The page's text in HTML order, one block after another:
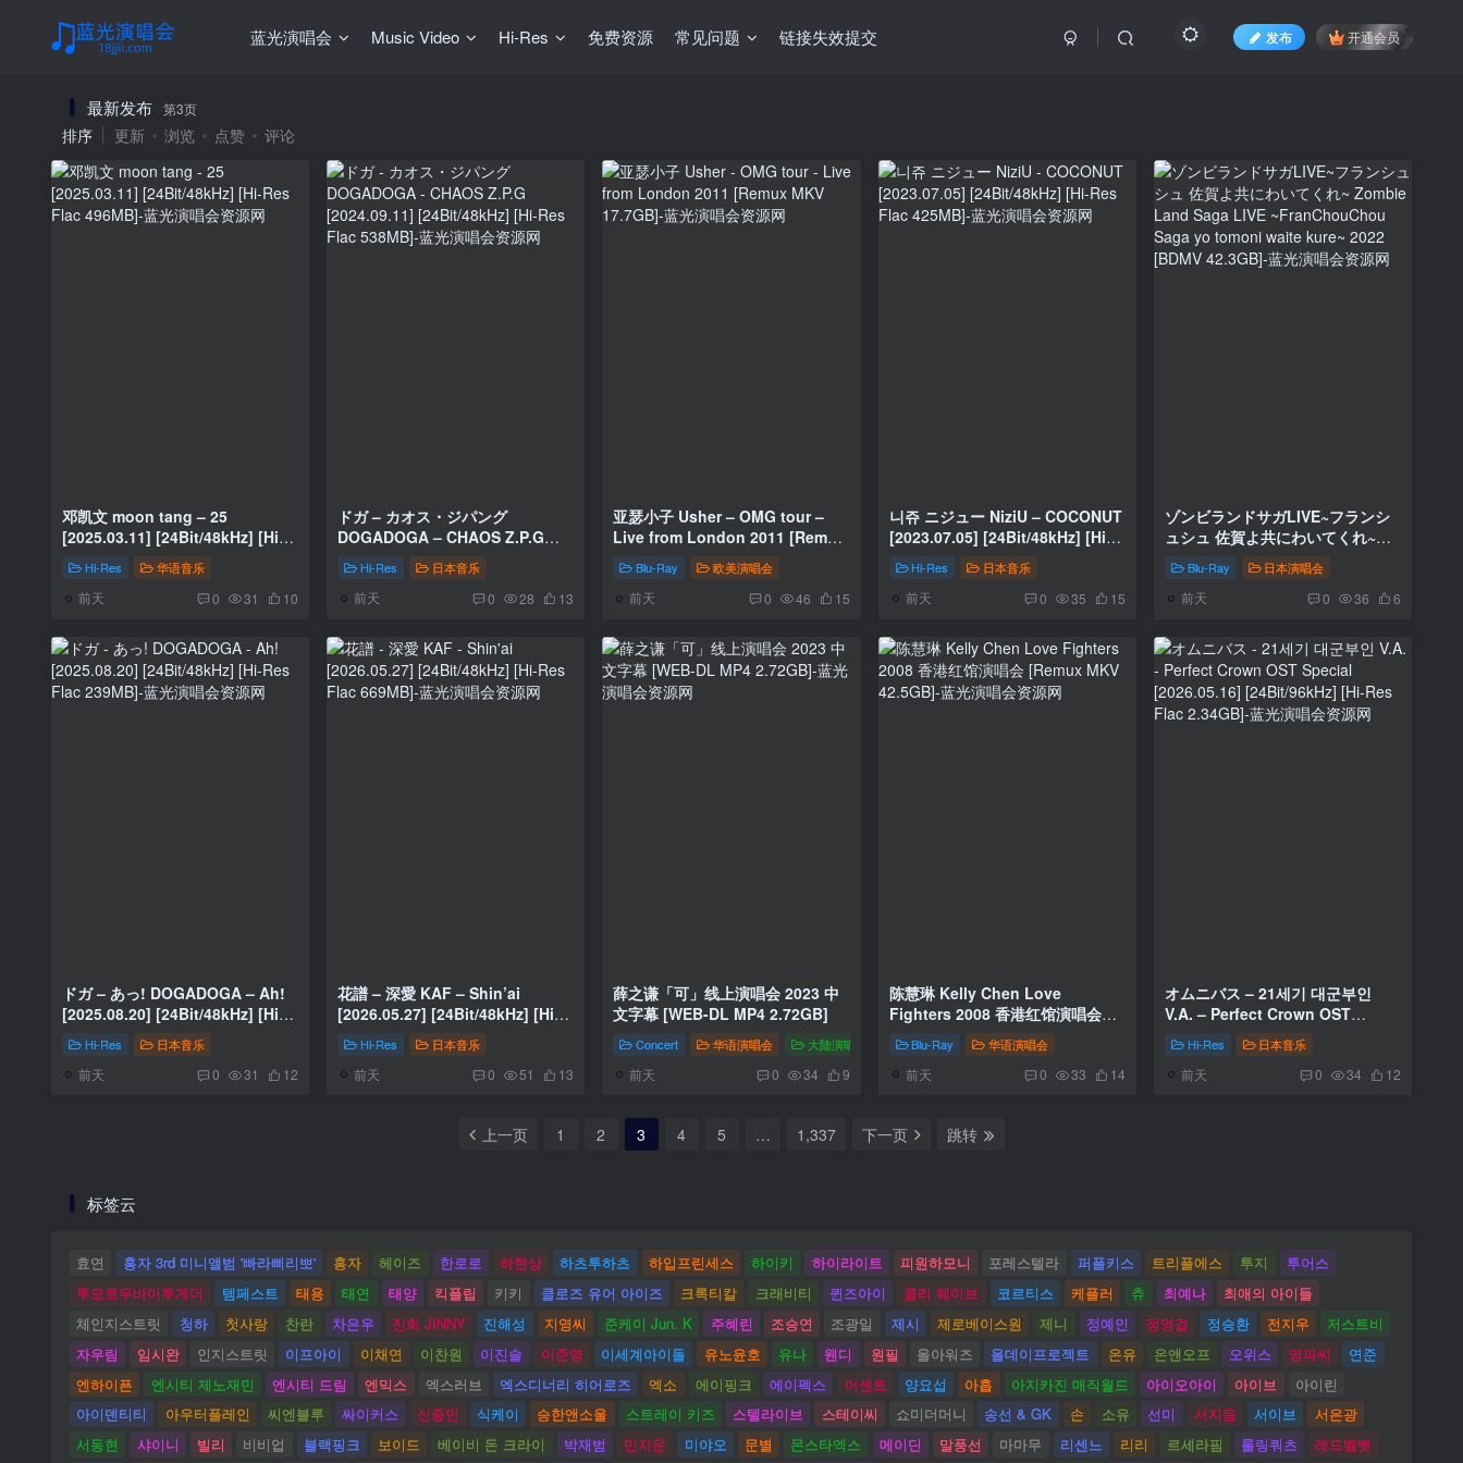
蓝光演唱会 Music Video Hi-Res 免费资源 常见问题 链接失效提交 发布 开通会员
最新发布 第3页
排序 更新 浏览 点赞 评论
邓凯文 moon tang – 25
[2025.03.11] [24Bit/48kHz] [Hi-
Res Flac 496MB]
Hi-Res 华语音乐
前天 0 31 10
ドガ – カオス・ジパング
DOGADOGA – CHAOS Z.P.G
[2024.09.11] [24Bit/48kHz] [Hi-
Res Flac 538MB]
Hi-Res 日本音乐
前天 0 28 13
亚瑟小子 Usher – OMG tour –
Live from London 2011 [Remux
MKV 17.7GB]
Blu-Ray 欧美演唱会
前天 0 46 15
니쥬 ニジュー NiziU – COCONUT
[2023.07.05] [24Bit/48kHz] [Hi-
Res Flac 425MB]
Hi-Res 日本音乐
前天 0 35 15
ゾンビランドサガLIVE~フランシ
ュシュ 佐賀よ共にわいてくれ~
Zombie Land Saga LIVE
~FranChouChou Saga yo
tomoni waite kure~ 2022 [BDMV
Blu-Ray 日本演唱会
前天 0 36 6
ドガ – あっ! DOGADOGA – Ah!
[2025.08.20] [24Bit/48kHz] [Hi-
Res Flac 239MB]
Hi-Res 日本音乐
前天 0 31 12
花譜 – 深愛 KAF – Shin’ai
[2026.05.27] [24Bit/48kHz] [Hi-
Res Flac 669MB]
Hi-Res 日本音乐
前天 0 51 13
薛之谦「可」线上演唱会 2023 中
文字幕 [WEB-DL MP4 2.72GB]
Concert 华语演唱会 大陆演唱会
前天 0 34 9
陈慧琳 Kelly Chen Love
Fighters 2008 香港红馆演唱会
[Remux MKV 42.5GB]
Blu-Ray 华语演唱会
前天 0 33 14
オムニバス – 21세기 대군부인
V.A. – Perfect Crown OST
Special [2026.05.16]
[24Bit/96kHz] [Hi-Res Flac
2.34GB]
Hi-Res 日本音乐
前天 0 34 12
上一页 1 2 3 4 5 … 1,337 下一页 跳转
标签云
효연 홍자 3rd 미니앨범 '빠라삐리뽀' 홍자 헤이즈 한로로 하현상 하츠투하츠 하입프린세스 하이키 하이라이트 피원하모니 포레스텔라 퍼플키스 트리플에스 투지
투어스
투모로우바이투게더
템페스트 태용 태연 태양 킥플립 키키 클로즈 유어 아이즈 크록티칼 크래비티 퀸즈아이 콜리 웨이브 코르티스 케플러 츄 최예나
최애의 아이들
체인지스트릿
청하 첫사랑 찬란 차은우 진희 JINNY 진해성 지영씨 준케이 Jun. K 주혜린 조승연 조광일 제시 제로베이스원 제니 정예인 정영걸 정승환 전지우
저스트비
자우림
임시완 인지스트릿 이프아이 이채연 이찬원 이진솔 이준영 이세계아이돌 유노윤호 유나 웬디 원필 올아워즈 올데이프로젝트 온유 온앤오프 오위스 영파씨
연준
엔하이픈
엔시티 제노재민 엔시티 드림 엔믹스 엑스러브 엑스디너리 히어로즈 엑소 에이핑크 에이펙스 어센트 양요섭 아홉 아지카진 매직월드 아이오아이 아이브
아이린
아이덴티티
아우터플레인 씨엔블루 싸이커스 신종민 식케이 승한앤소울 스트레이 키즈 스텔라이브 스테이씨 쇼미더머니 송선 & GK 손 소유 선미 서지음 서이브
서은광
서동현
샤이니 빌리 비비업 블랙핑크 보이드 베이비 돈 크라이 박재범 민지운 미야오 문별 몬스타엑스 메이딘 말풍선 마마무 리센느 리리 르세라핌 롤링쿼츠 레드벨벳